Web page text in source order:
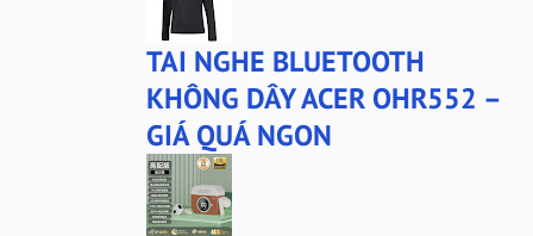
bộ xtep
mũ
mũ lining
phu-kien-sale
puma
puma chính hãng
quần puma
sale
TAI NGHE BLUETOOTH
KHÔNG DÂY ACER OHR552 –
GIÁ QUÁ NGON